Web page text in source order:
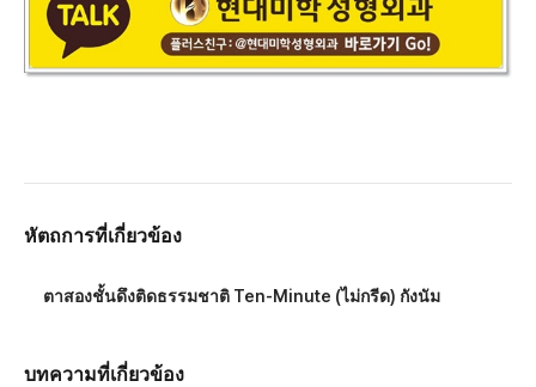
หัตถการที่เกี่ยวข้อง
ตาสองชั้นดึงติดธรรมชาติ Ten-Minute (ไม่กรีด) กังนัม
บทความที่เกี่ยวข้อง